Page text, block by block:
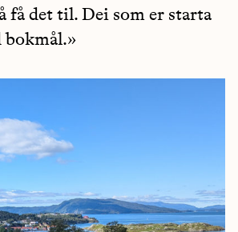
få det til. Dei som er starta
bokmål.»